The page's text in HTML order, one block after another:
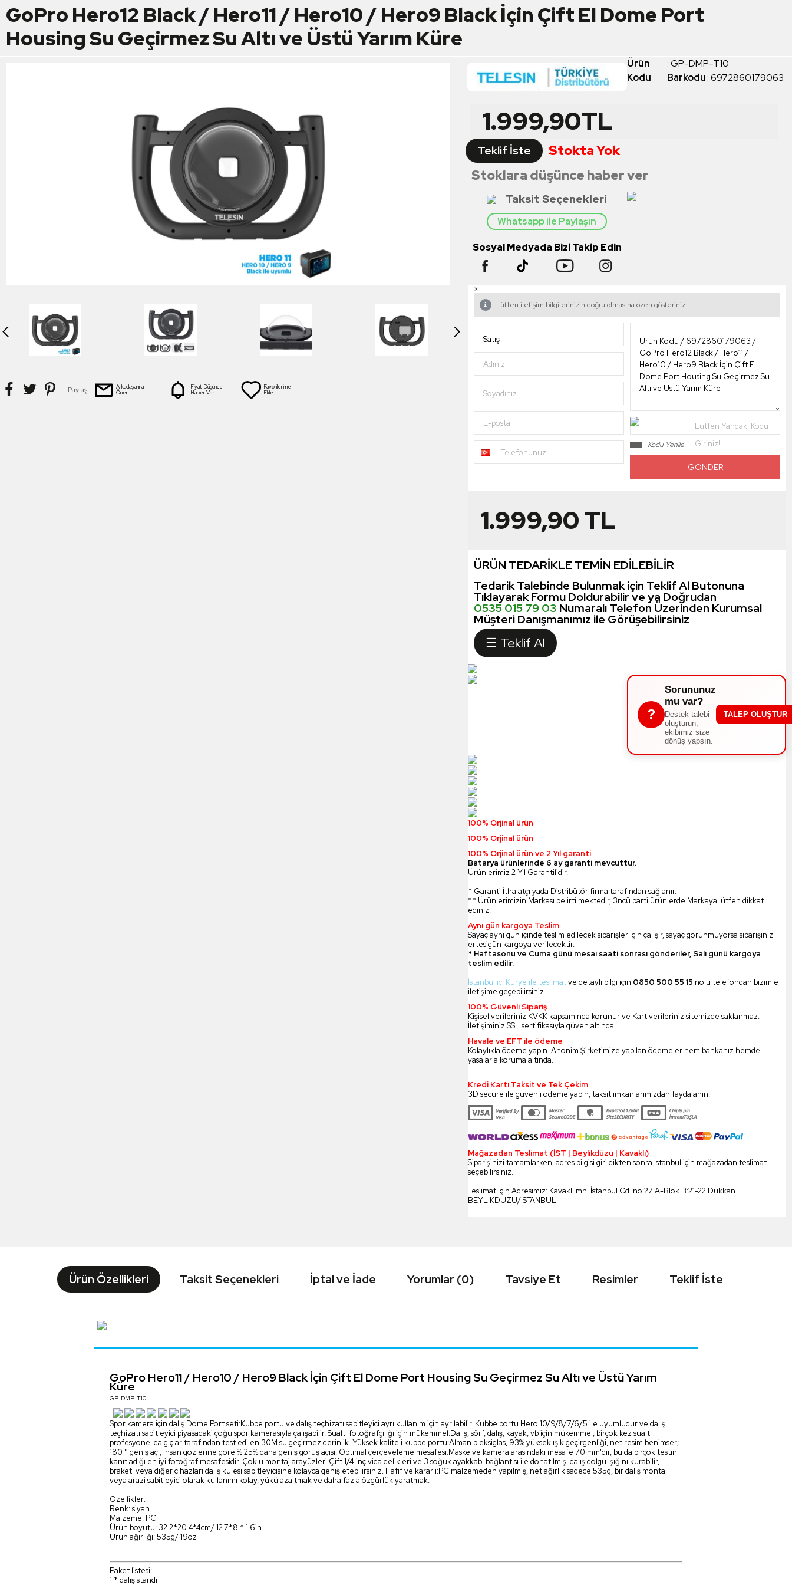
GoPro Hero12 Black / Hero11 / Hero10 / Hero9 Black İçin Çift El Dome Port
Housing Su Geçirmez Su Altı ve Üstü Yarım Küre
Paylaş
Arkadaşlarına
Öner
Fiyatı Düşünce
Haber Ver
Favorilerime
Ekle
Ürün
Kodu
:GP-DMP-T10
Barkodu:6972860179063
1.999,90TL
Teklif İste
Stokta Yok
Stoklara düşünce haber ver
Taksit Seçenekleri
Whatsapp ile Paylaşın
Sosyal Medyada Bizi Takip Edin
×
Lütfen iletişim bilgilerinizin doğru olmasına özen gösteriniz.
Adınız
Soyadınız
E-posta
Telefonunuz
Lütfen Yandaki Kodu
Giriniz!
Kodu Yenile
1.999,90TL
ÜRÜN TEDARİKLE TEMİN EDİLEBİLİR
Tedarik Talebinde Bulunmak için Teklif Al Butonuna
Tıklayarak Formu Doldurabilir ve ya Doğrudan
0535 015 79 03 Numaralı Telefon Üzerinden Kurumsal
Müşteri Danışmanımız ile Görüşebilirsiniz
☰ Teklif Al
?
Sorununuz
mu var?
Destek talebi
oluşturun,
ekibimiz size
dönüş yapsın.
TALEP OLUŞTUR
100% Orjinal ürün
100% Orjinal ürün
100% Orjinal ürün ve 2 Yıl garanti
Batarya ürünlerinde 6 ay garanti mevcuttur.
Ürünlerimiz 2 Yıl Garantilidir.
* Garanti İthalatçı yada Distribütör firma tarafından sağlanır.
** Ürünlerimizin Markası belirtilmektedir, 3ncü parti ürünlerde Markaya lütfen dikkat
ediniz.
Aynı gün kargoya Teslim
Sayaç aynı gün içinde teslim edilecek siparişler için çalışır, sayaç görünmüyorsa siparişiniz
ertesigün kargoya verilecektir.
* Haftasonu ve Cuma günü mesai saati sonrası gönderiler, Salı günü kargoya
teslim edilir.
İstanbul içi Kurye ile teslimatve detaylı bilgi için 0850 500 55 15 nolu telefondan bizimle
iletişime geçebilirsiniz.
100% Güvenli Sipariş
Kişisel verileriniz KVKK kapsamında korunur ve Kart verileriniz sitemizde saklanmaz.
İletişiminiz SSL sertifikasıyla güven altında.
Havale ve EFT ile ödeme
Kolaylıkla ödeme yapın. Anonim Şirketimize yapılan ödemeler hem bankanız hemde
yasalarla koruma altında.
Kredi Kartı Taksit ve Tek Çekim
3D secure ile güvenli ödeme yapın, taksit imkanlarımızdan faydalanın.
Mağazadan Teslimat (İST | Beylikdüzü | Kavaklı)
Siparişinizi tamamlarken, adres bilgisi girildikten sonra İstanbul için mağazadan teslimat
seçebilirsiniz.
Teslimat için Adresimiz: Kavaklı mh. İstanbul Cd. no:27 A-Blok B:21-22 Dükkan
BEYLİKDÜZÜ/İSTANBUL
Ürün Özellikleri Taksit Seçenekleri İptal ve İade Yorumlar (0) Tavsiye Et Resimler Teklif İste
GoPro Hero11 / Hero10 / Hero9 Black İçin Çift El Dome Port Housing Su Geçirmez Su Altı ve Üstü Yarım
Küre
GP-DMP-T10
Spor kamera için dalış Dome Port seti:Kubbe portu ve dalış teçhizatı sabitleyici ayrı kullanım için ayrılabilir. Kubbe portu Hero 10/9/8/7/6/5 ile uyumludur ve dalış
teçhizatı sabitleyici piyasadaki çoğu spor kamerasıyla çalışabilir. Sualtı fotoğrafçılığı için mükemmel:Dalış, sörf, dalış, kayak, vb için mükemmel, birçok kez sualtı
profesyonel dalgıçlar tarafından test edilen 30M su geçirmez derinlik. Yüksek kaliteli kubbe portu:Alman pleksiglas, 93% yüksek ışık geçirgenliği, net resim benimser;
180 ° geniş açı, insan gözlerine göre % 25% daha geniş görüş açısı. Optimal çerçeveleme mesafesi:Maske ve kamera arasındaki mesafe 70 mm'dir, bu da birçok testin
kanıtladığı en iyi fotoğraf mesafesidir. Çoklu montaj arayüzleri:Çift 1/4 inç vida delikleri ve 3 soğuk ayakkabı bağlantısı ile donatılmış, dalış dolgu ışığını kurabilir,
braketi veya diğer cihazları dalış kulesi sabitleyicisine kolayca genişletebilirsiniz. Hafif ve kararlı:PC malzemeden yapılmış, net ağırlık sadece 535g, bir dalış montaj
veya arazi sabitleyici olarak kullanımı kolay, yükü azaltmak ve daha fazla özgürlük yaratmak.
Özellikler:
Renk: siyah
Malzeme: PC
Ürün boyutu: 32.2*20.4*4cm/ 12.7*8 * 1.6in
Ürün ağırlığı: 535g/ 19oz
Paket listesi:
1 * dalış standı